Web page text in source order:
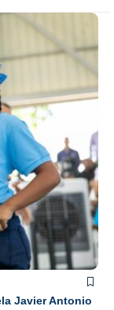
Javier Antonio